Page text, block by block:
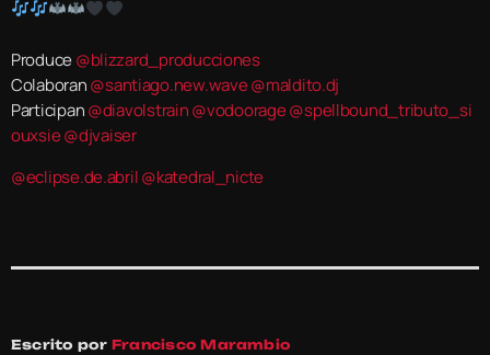
Produce @blizzard_producciones
Colaboran@santiago.new.wave@maldito.dj
Participan@diavolstrain@vodoorage@spellbound_tributo_si
ouxsie@djvaiser
@eclipse.de.abril@katedral_nicte
Escrito por Francisco Marambio